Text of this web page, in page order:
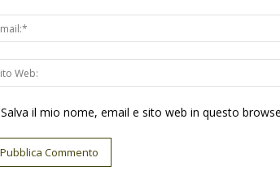
Salva il mio nome, email e sito web in questo